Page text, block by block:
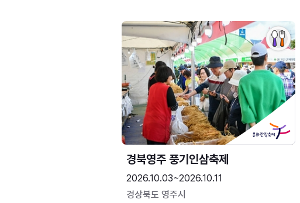
경북영주 풍기인삼축제
2026.10.03~2026.10.11
경상북도 영주시